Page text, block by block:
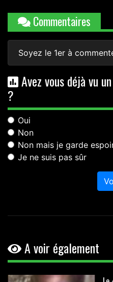
Commentaires
Soyez le 1er à
Avez vous déjà vu
?
Oui
Non
Non mais je garde
Je ne suis pas sûr
A voir également